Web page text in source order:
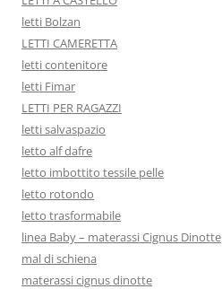
letti Bolzan
LETTI CAMERETTA
letti contenitore
letti Fimar
LETTI PER RAGAZZI
letti salvaspazio
letto alf dafre
letto imbottito tessile pelle
letto rotondo
letto trasformabile
linea Baby – materassi Cignus Dinotte
mal di schiena
materassi cignus dinotte